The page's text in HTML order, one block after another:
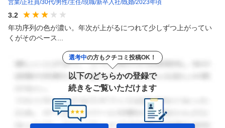
営業 正社員 30代 男性 主任 現職 新卒入社 既婚 2023年頃
3.2
年功序列の色が濃い。年次が上がるにつれて少しずつ上がってい
くがそのペース...
選考中の方もクチコミ投稿OK！
以下のどちらかの登録で
続きをご覧いただけます